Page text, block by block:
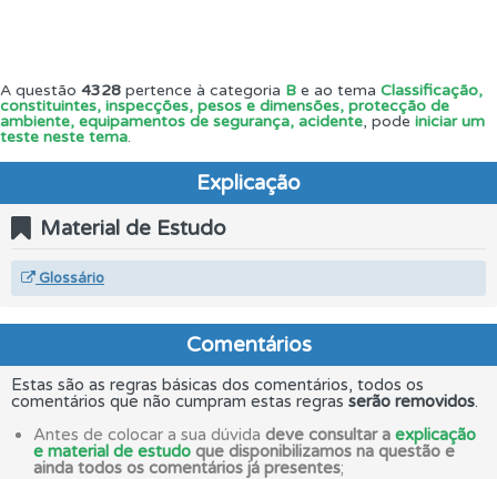
A questão 4328 pertence à categoria B e ao tema Classificação,
constituintes, inspecções, pesos e dimensões, protecção de
ambiente, equipamentos de segurança, acidente, pode iniciar um
teste neste tema.
Explicação
Material de Estudo
Glossário
Comentários
Estas são as regras básicas dos comentários, todos os
comentários que não cumpram estas regras serão removidos.
Antes de colocar a sua dúvida deve consultar a explicação
e material de estudo que disponibilizamos na questão e
ainda todos os comentários já presentes;